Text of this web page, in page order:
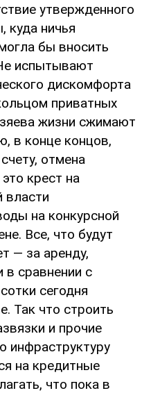
утвержденного
куда ничья
бы вносить
испытывают
дискомфорта
приватных
жизни сжимают
в конце концов,
отмена
крест на
власти
на конкурсной
Все, что будут
— за аренду,
в сравнении с
сегодня
Так что строить
и прочие
инфраструктуру
на кредитные
что пока в